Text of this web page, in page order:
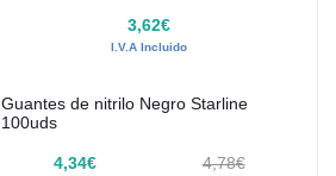
3,62€
I.V.A Incluido
Guantes de nitrilo Negro Starline
100uds
4,34€ 4,78€